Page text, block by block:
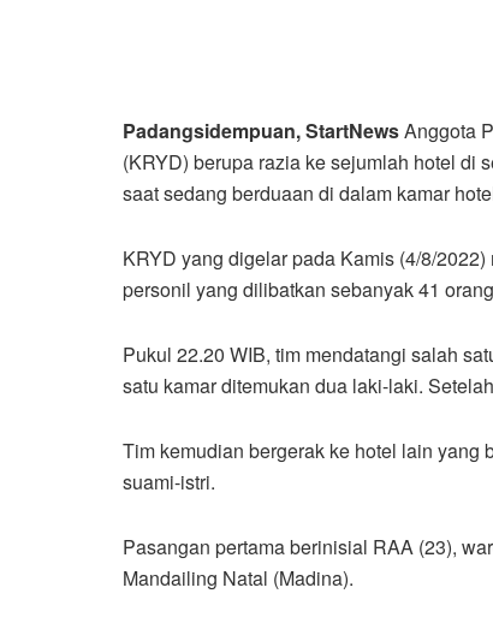
Padangsidempuan, StartNewsAnggota
(KRYD) berupa razia ke sejumlah hotel di
saat sedang berduaan di dalam kamar
KRYD yang digelar pada Kamis (4/8/
personil yang dilibatkan sebanyak 41
Pukul 22.20 WIB, tim mendatangi salah
satu kamar ditemukan dua laki-laki.
Tim kemudian bergerak ke hotel lain yang
suami-istri.
Pasangan pertama berinisial RAA (23),
Mandailing Natal (Madina).